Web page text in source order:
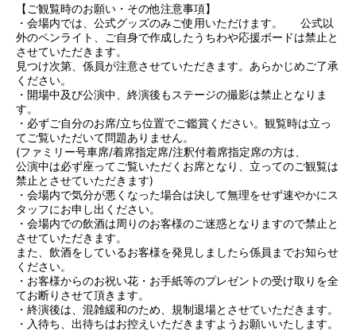
【ご観覧時のお願い・その他注意事項】
・会場内では、公式グッズのみご使用いただけます。 公式以
外のペンライト、ご自身で作成したうちわや応援ボードは禁止と
させていただきます。
見つけ次第、係員が注意させていただきます。あらかじめご了承
ください。
・開場中及び公演中、終演後もステージの撮影は禁止となりま
す。
・必ずご自分のお席/立ち位置でご鑑賞ください。観覧時は立っ
てご覧いただいて問題ありません。
(ファミリー号車席/着席指定席/注釈付着席指定席の方は、
公演中は必ず座ってご覧いただくお席となり、立ってのご観覧は
禁止とさせていただきます)
・会場内で気分が悪くなった場合は決して無理をせず速やかにス
タッフにお申し出ください。
・会場内での飲酒は周りのお客様のご迷惑となりますので禁止と
させていただきます。
また、飲酒をしているお客様を発見しましたら係員までお知らせ
ください。
・お客様からのお祝い花・お手紙等のプレゼントの受け取りを全
てお断りさせて頂きます。
・終演後は、混雑緩和のため、規制退場とさせていただきます。
・入待ち、出待ちはお控えいただきますようお願いいたします。